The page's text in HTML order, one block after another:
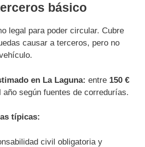
básico
legal para poder circular. Cubre
causar a terceros, pero no
en La Laguna: entre 150 €
año según fuentes de corredurías.
típicas:
civil obligatoria y